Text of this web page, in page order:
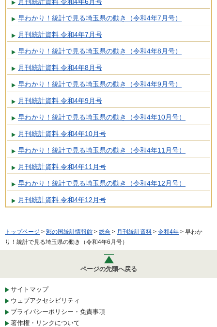
早わかり！統計で見る埼玉県の動き（令和4年7月号）
月刊統計資料 令和4年7月号
早わかり！統計で見る埼玉県の動き（令和4年8月号）
月刊統計資料 令和4年8月号
早わかり！統計で見る埼玉県の動き（令和4年9月号）
月刊統計資料 令和4年9月号
早わかり！統計で見る埼玉県の動き（令和4年10月号）
月刊統計資料 令和4年10月号
早わかり！統計で見る埼玉県の動き（令和4年11月号）
月刊統計資料 令和4年11月号
早わかり！統計で見る埼玉県の動き（令和4年12月号）
月刊統計資料 令和4年12月号
トップページ > 彩の国統計情報館 > 総合 > 月刊統計資料 > 令和4年 > 早わか
り！統計で見る埼玉県の動き（令和4年6月号）
ページの先頭へ戻る
サイトマップ
ウェブアクセシビリティ
プライバシーポリシー・免責事項
著作権・リンクについて